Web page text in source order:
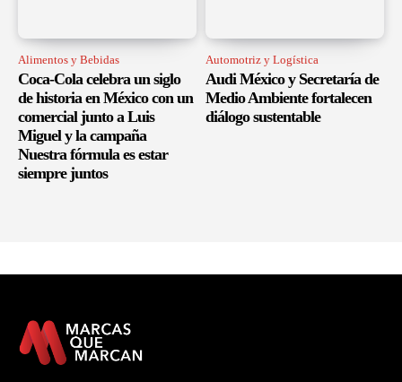
Alimentos y Bebidas
Coca-Cola celebra un siglo
de historia en México con un
comercial junto a Luis
Miguel y la campaña
Nuestra fórmula es estar
siempre juntos
Automotriz y Logística
Audi México y Secretaría de
Medio Ambiente fortalecen
diálogo sustentable